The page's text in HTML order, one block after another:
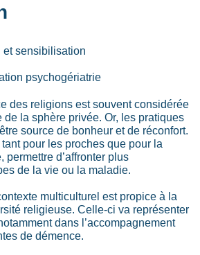
sensibilisation
psychogériatrie
des religions est souvent considérée
de la sphère privée. Or, les pratiques
source de bonheur et de réconfort.
pour les proches que pour la
permettre d’affronter plus
de la vie ou la maladie.
multiculturel est propice à la
religieuse. Celle-ci va représenter
dans l’accompagnement
de démence.